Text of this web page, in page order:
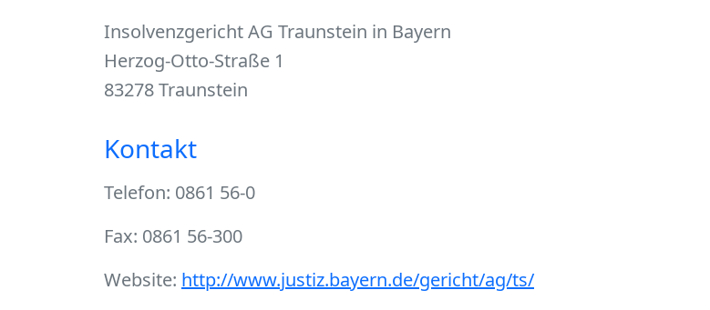
Insolvenzgericht AG Traunstein in Bayern
Herzog-Otto-Straße 1
83278 Traunstein
Kontakt
Telefon: 0861 56-0
Fax: 0861 56-300
Website: http://www.justiz.bayern.de/gericht/ag/ts/